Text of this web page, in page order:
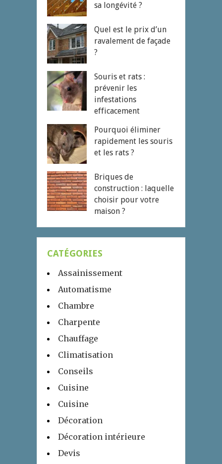
sa longévité ?
Quel est le prix d’un
ravalement de façade
?
Souris et rats :
prévenir les
infestations
efficacement
Pourquoi éliminer
rapidement les souris
et les rats ?
Briques de
construction : laquelle
choisir pour votre
maison ?
CATÉGORIES
Assainissement
Automatisme
Chambre
Charpente
Chauffage
Climatisation
Conseils
Cuisine
Cuisine
Décoration
Décoration intérieure
Devis